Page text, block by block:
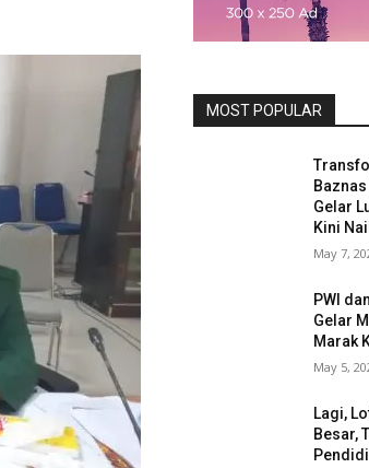
MOST POPULAR
Gelar
Kini
May 7,
PWI
Gelar
Marak
May 5,
Lagi,
Besar,